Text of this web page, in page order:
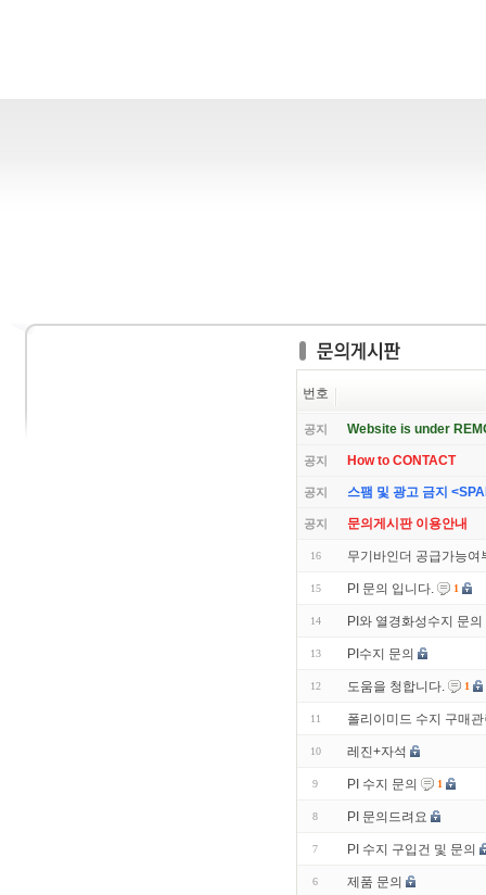
번호
공지 Website is under
공지 How to CONTACT
공지 스팸 및 광고 금지
공지 문의게시판 이용안내
16 무기바인더 공급가능여
15 PI 문의 입니다. 1
14 PI와 열경화성수지 문의
13 PI수지 문의
12 도움을 청합니다. 1
11 폴리이미드 수지 구매
10 레진+자석
9 PI 수지 문의 1
8 PI 문의드려요
7 PI 수지 구입건 및 문의
6 제품 문의